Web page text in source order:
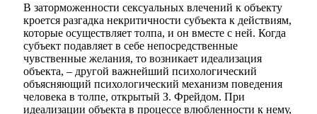
В заторможенности сексуальных влечений к объекту
кроется разгадка некритичности субъекта к действиям,
которые осуществляет толпа, и он вместе с ней. Когда
субъект подавляет в себе непосредственные
чувственные желания, то возникает идеализация
объекта, – другой важнейший психологический
объясняющий психологический механизм поведения
человека в толпе, открытый З. Фрейдом. При
идеализации объекта в процессе влюбленности к нему,